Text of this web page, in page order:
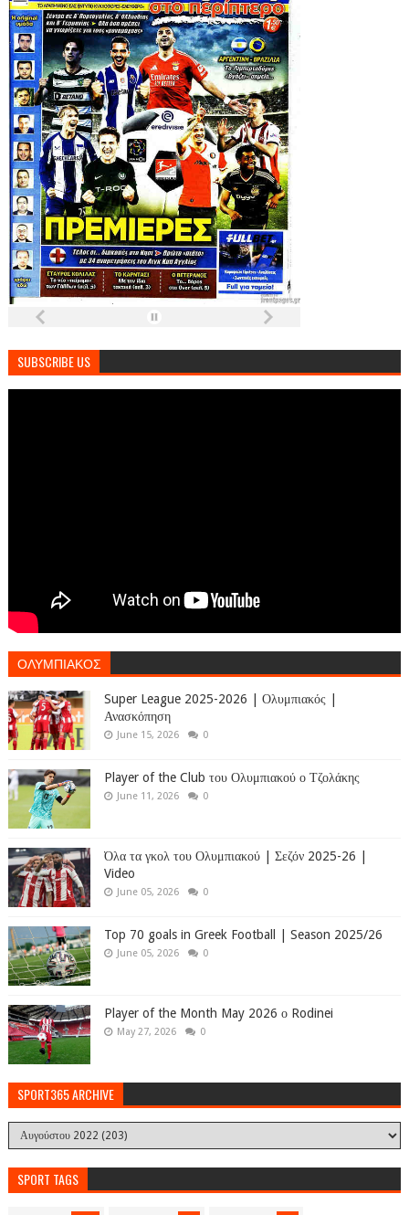
SUBSCRIBE US
ΟΛΥΜΠΙΑΚΟΣ
Super League 2025-2026 | Ολυμπιακός |
Ανασκόπηση
June 15, 2026 0
Player of the Club του Ολυμπιακού ο Τζολάκης
June 11, 2026 0
Όλα τα γκολ του Ολυμπιακού | Σεζόν 2025-26 |
Video
June 05, 2026 0
Top 70 goals in Greek Football | Season 2025/26
June 05, 2026 0
Player of the Month May 2026 ο Rodinei
May 27, 2026 0
SPORT365 ARCHIVE
SPORT TAGS